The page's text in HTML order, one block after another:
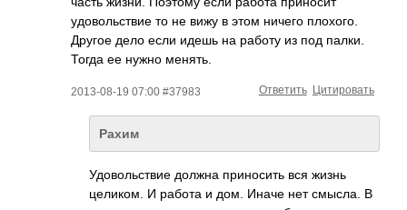
удовольствие то не вижу в этом ничего плохого.
Другое дело если идешь на работу из под палки.
Тогда ее нужно менять.
2013-08-19 07:00 #37983 Цитировать
Ответить
Рахим
Удовольствие должна приносить вся жизнь
целиком. И работа и дом. Иначе нет смысла. В